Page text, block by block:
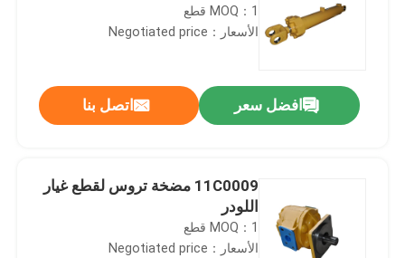
MOQ：1 قطع
الأسعار：Negotiated price
افضل سعر اتصل بنا
11C0009 مضخة تروس لقطع غيار
اللودر
MOQ：1 قطع
الأسعار：Negotiated price